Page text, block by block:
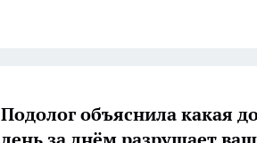
Подолог объяснила какая